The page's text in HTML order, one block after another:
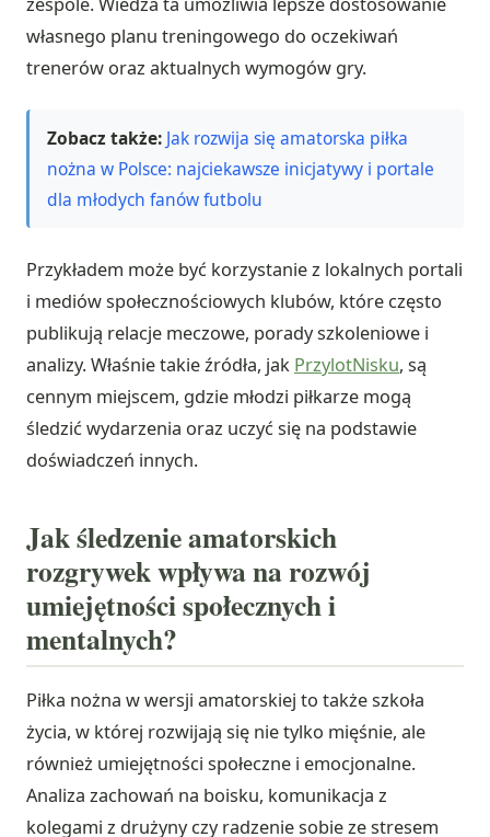
własnego planu treningowego do oczekiwań
trenerów oraz aktualnych wymogów gry.
Zobacz także: Jak rozwija się amatorska piłka
nożna w Polsce: najciekawsze inicjatywy i portale
dla młodych fanów futbolu
Przykładem może być korzystanie z lokalnych portali
i mediów społecznościowych klubów, które często
publikują relacje meczowe, porady szkoleniowe i
analizy. Właśnie takie źródła, jak PrzylotNisku, są
cennym miejscem, gdzie młodzi piłkarze mogą
śledzić wydarzenia oraz uczyć się na podstawie
doświadczeń innych.
Jak śledzenie amatorskich
rozgrywek wpływa na rozwój
umiejętności społecznych i
mentalnych?
Piłka nożna w wersji amatorskiej to także szkoła
życia, w której rozwijają się nie tylko mięśnie, ale
również umiejętności społeczne i emocjonalne.
Analiza zachowań na boisku, komunikacja z
kolegami z drużyny czy radzenie sobie ze stresem